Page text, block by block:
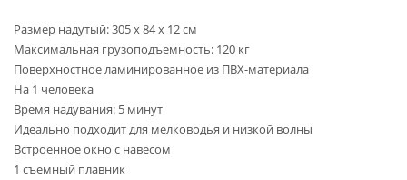
Размер надутый: 305 х 84 х 12 см
Максимальная грузоподъемность: 120 кг
Поверхностное ламинированное из ПВХ-материала
На 1 человека
Время надувания: 5 минут
Идеально подходит для мелководья и низкой волны
Встроенное окно с навесом
1 съемный плавник